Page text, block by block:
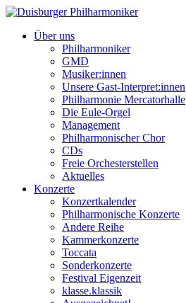
Über uns
Philharmoniker
GMD
Musiker:innen
Unsere Gast-Interpret:innen
Philharmonie Mercatorhalle
Die Eule-Orgel
Management
Philharmonischer Chor
CDs
Freie Orchesterstellen
Aktuelles
Konzerte
Konzertkalender
Philharmonische Konzerte
Andere Reihe
Kammerkonzerte
Toccata
Sonderkonzerte
Festival Eigenzeit
klasse.klassik